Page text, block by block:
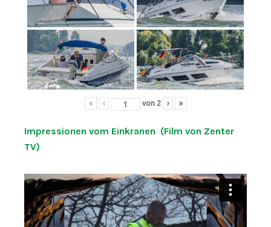
« ‹ von 2 › »
Impressionen vom Einkranen (Film von Zenter
TV)